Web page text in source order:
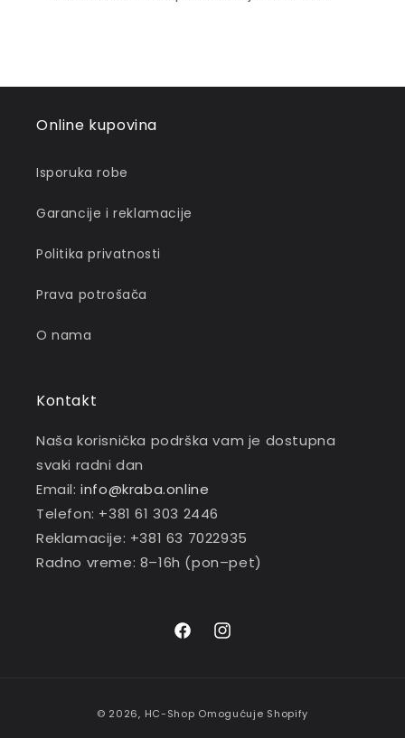
Online kupovina
Isporuka robe
Garancije i reklamacije
Politika privatnosti
Prava potrošača
O nama
Kontakt
Naša korisnička podrška vam je dostupna
svaki radni dan
Email:info@kraba.online
Telefon: +381 61 303 2446
Reklamacije: +381 63 7022935
Radno vreme: 8–16h (pon–pet)
FacebookInstagram
© 2026, HC-Shop Omogućuje Shopify